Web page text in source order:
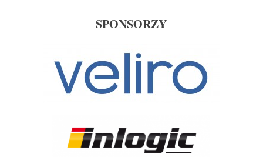
SPONSORZY